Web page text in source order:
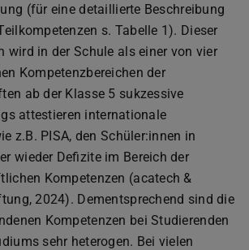
(für eine detaillierte Beschreibung
s. Tabelle 1). Dieser
wird in der Schule als einer von vier
Kompetenzbereichen der
ab der Klasse 5 sukzessive
attestieren internationale
z.B. PISA, den Schüler:innen in
wieder Defizite im Bereich der
Kompetenzen (acatech &
2024). Dementsprechend sind die
Kompetenzen bei Studierenden
sehr heterogen. Bei vielen